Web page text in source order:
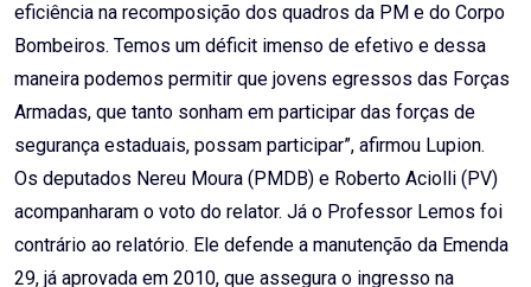
eficiência na recomposição dos quadros da PM e do Corpo
Bombeiros. Temos um déficit imenso de efetivo e dessa
maneira podemos permitir que jovens egressos das Forças
Armadas, que tanto sonham em participar das forças de
segurança estaduais, possam participar”, afirmou Lupion.
Os deputados Nereu Moura (PMDB) e Roberto Aciolli (PV)
acompanharam o voto do relator. Já o Professor Lemos foi
contrário ao relatório. Ele defende a manutenção da Emenda
29, já aprovada em 2010, que assegura o ingresso na